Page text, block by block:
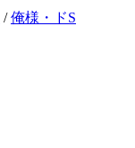
/俺様・ドS